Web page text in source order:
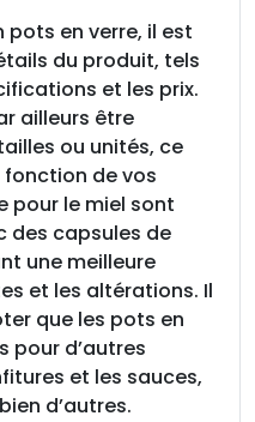
pots en verre, il est
du produit, tels
et les prix.
ailleurs être
ou unités, ce
de vos
pour le miel sont
des capsules de
une meilleure
et les altérations. Il
que les pots en
pour d’autres
et les sauces,
d’autres.